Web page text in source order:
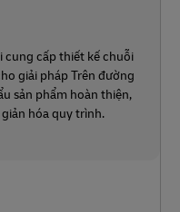
cung cấp thiết kế chuỗi
giải pháp Trên đường
sản phẩm hoàn thiện,
hóa quy trình.